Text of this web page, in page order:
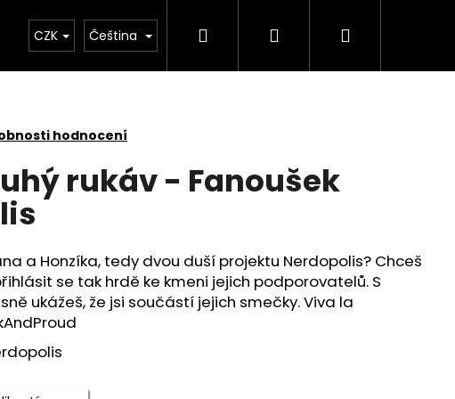
Řemesla Kontakt
CZK Čeština Hledat PřihlášeníNákupní
hodnocení
rukáv - Fanoušek
a Honzíka, tedy dvou duší projektu Nerdopolis? Chceš
se tak hrdě ke kmeni jejich podporovatelů. S
ukážeš, že jsi součástí jejich smečky. Viva la
TRIČKO - I'M TRYING!